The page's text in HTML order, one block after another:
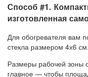
Способ #1.
изготовленная
Для обогревателя вам
стекла размером 4х6 см.
Размеры рабочей зоны
главное — чтобы